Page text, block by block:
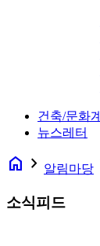
건축/문화
뉴스레터
home navigate_next 알림마당
소식피드